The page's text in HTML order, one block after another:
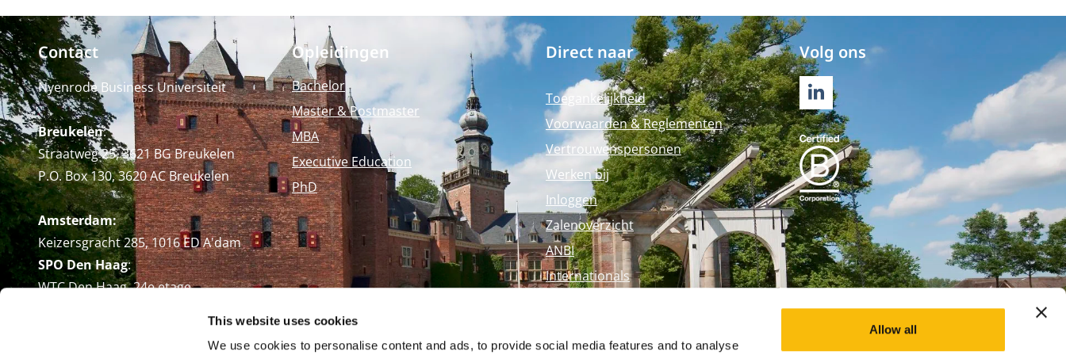
This website uses cookies
We use cookies to personalise content and ads, to provide social media features and to analyse
Allow all
Contact
Nyenrode Business Universiteit
Breukelen:
Straatweg 25, 3621 BG Breukelen
P.O. Box 130, 3620 AC Breukelen
Amsterdam:
Keizersgracht 285, 1016 ED A'dam
SPO Den Haag:
WTC Den Haag, 24e etage
Opleidingen
Bachelor
Master & Postmaster
MBA
Executive Education
PhD
Direct naar
Toegankelijkheid
Voorwaarden & Reglementen
Vertrouwenspersonen
Werken bij
Inloggen
Zalenoverzicht
ANBI
Internationals
Volg ons
LINKEDIN